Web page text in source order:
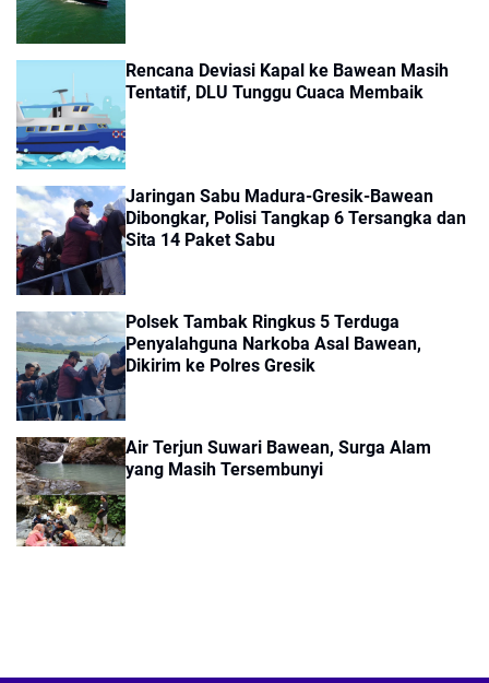
Rencana Deviasi Kapal ke Bawean Masih
Tentatif, DLU Tunggu Cuaca Membaik
Jaringan Sabu Madura-Gresik-Bawean
Dibongkar, Polisi Tangkap 6 Tersangka dan
Sita 14 Paket Sabu
Polsek Tambak Ringkus 5 Terduga
Penyalahguna Narkoba Asal Bawean,
Dikirim ke Polres Gresik
Air Terjun Suwari Bawean, Surga Alam
yang Masih Tersembunyi